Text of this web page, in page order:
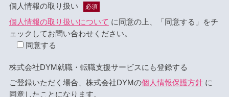
個人情報の取り扱い 必須
個人情報の取り扱いについて に同意の上、「同意する」をチ
ェックしてお問い合わせください。
同意する
株式会社DYM就職・転職支援サービスにも登録する
ご登録いただく場合、株式会社DYMの個人情報保護方針に
同意したことになります。